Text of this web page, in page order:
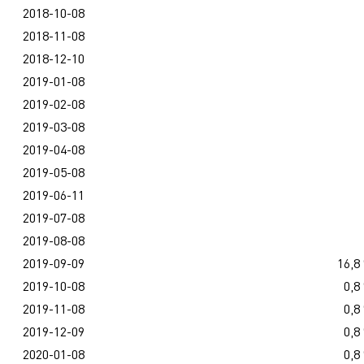
2018-10-08
2018-11-08
2018-12-10
2019-01-08
2019-02-08
2019-03-08
2019-04-08
2019-05-08
2019-06-11
2019-07-08
2019-08-08
2019-09-09
16,8
2019-10-08
0,8
2019-11-08
0,8
2019-12-09
0,8
2020-01-08
0,8